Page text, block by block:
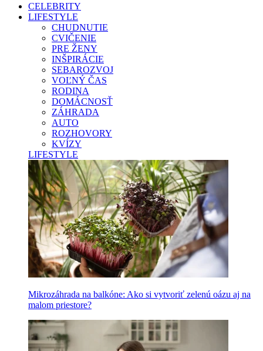
CELEBRITY
LIFESTYLE
CHUDNUTIE
CVIČENIE
PRE ŽENY
INŠPIRÁCIE
SEBAROZVOJ
VOĽNÝ ČAS
RODINA
DOMÁCNOSŤ
ZÁHRADA
AUTO
ROZHOVORY
KVÍZY
LIFESTYLE
Mikrozáhrada na balkóne: Ako si vytvoriť zelenú oázu aj na
malom priestore?